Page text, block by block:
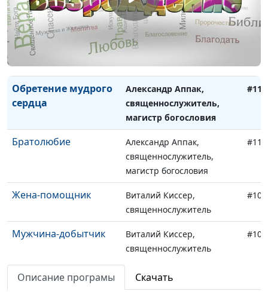
магистр богословия
Дарованные и
неиспользованные
возможности
Александр Аппак,
священнослужитель,
магистр богословия
Обретение мудрого
сердца
Александр Аппак,
священнослужитель,
магистр богословия
#111
Братолюбие
Александр Аппак,
священнослужитель,
магистр богословия
#110
Жена-помощник
Виталий Киссер,
священнослужитель
#109
Мужчина-добытчик
Виталий Киссер,
священнослужитель
#108
Мужчина: господство
или лидерство?
Виталий Киссер,
священнослужитель
Описание програмы Скачать